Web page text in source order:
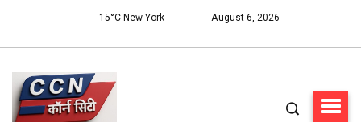
15°C New York August 6, 2026